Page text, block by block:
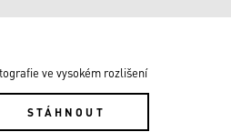
ve vysokém rozlišení
STÁHNOUT